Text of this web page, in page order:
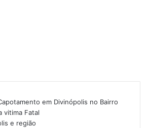
em Divinópolis no Bairro
vitima Fatal
e região